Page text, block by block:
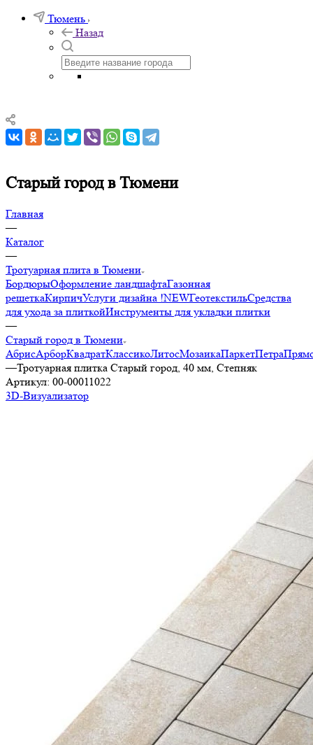
Тюмень
Назад
Старый город в Тюмени
Главная
—
Каталог
—
Тротуарная плита в Тюмени
БордюрыОформление ландшафтаГазонная
решеткаКирпичУслуги дизайна !NEWГеотекстильСредства
для ухода за плиткойИнструменты для укладки плитки
—
Старый город в Тюмени
АбрисАрборКвадратКлассикоЛитосМозаикаПаркетПетра
—Тротуарная плитка Старый город, 40 мм, Степняк
Артикул: 00-00011022
3D-Визуализатор